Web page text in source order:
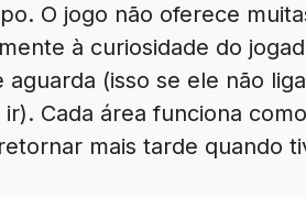
O jogo não oferece
à curiosidade do
(isso se ele não
Cada área funciona
mais tarde quando